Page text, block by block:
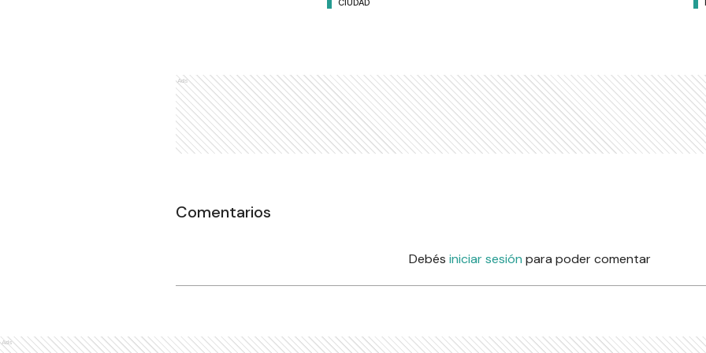
CIUDAD
Ads
Comentarios
Debés iniciar sesión para poder comentar
Ads